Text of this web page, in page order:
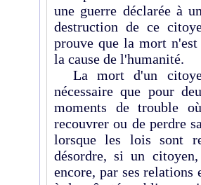
une guerre déclarée à
destruction de ce
prouve que la mort
la cause de l'humanité.
La mort d'un
nécessaire que pour
moments de trouble
recouvrer ou de perdre
lorsque les lois sont
désordre, si un
encore, par ses